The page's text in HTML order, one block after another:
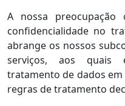
A nossa
confidencialidade no
abrange os nossos
serviços, aos quais
tratamento de dados
regras de tratamento